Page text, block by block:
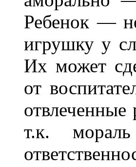
Ребенок —
игрушку у
Их может
от
т.к.